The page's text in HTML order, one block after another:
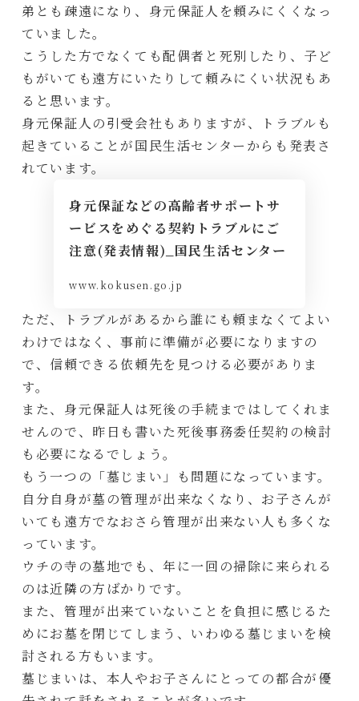
弟とも疎遠になり、身元保証人を頼みにくくなっ
ていました。
こうした方でなくても配偶者と死別したり、子ど
もがいても遠方にいたりして頼みにくい状況もあ
ると思います。
身元保証人の引受会社もありますが、トラブルも
起きていることが国民生活センターからも発表さ
れています。
身元保証などの高齢者サポートサ
ービスをめぐる契約トラブルにご
注意(発表情報)_国民生活センター
www.kokusen.go.jp
ただ、トラブルがあるから誰にも頼まなくてよい
わけではなく、事前に準備が必要になりますの
で、信頼できる依頼先を見つける必要がありま
す。
また、身元保証人は死後の手続まではしてくれま
せんので、昨日も書いた死後事務委任契約の検討
も必要になるでしょう。
もう一つの「墓じまい」も問題になっています。
自分自身が墓の管理が出来なくなり、お子さんが
いても遠方でなおさら管理が出来ない人も多くな
っています。
ウチの寺の墓地でも、年に一回の掃除に来られる
のは近隣の方ばかりです。
また、管理が出来ていないことを負担に感じるた
めにお墓を閉じてしまう、いわゆる墓じまいを検
討される方もいます。
墓じまいは、本人やお子さんにとっての都合が優